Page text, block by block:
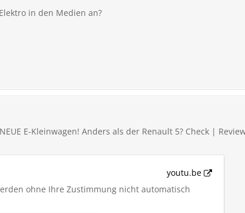
in den Medien an?
E-Kleinwagen! Anders als der Renault 5? Check |
youtu.be
ohne Ihre Zustimmung nicht automatisch